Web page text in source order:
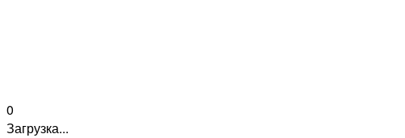
0
Загрузка...